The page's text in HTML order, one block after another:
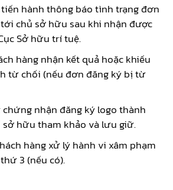
hành thông báo tình trạng đơn
chủ sở hữu sau khi nhận được
Sở hữu trí tuệ.
hàng nhận kết quả hoặc khiếu
từ chối (nếu đơn đăng ký bị từ
chứng nhận đăng ký logo thành
sở hữu tham khảo và lưu giữ.
hàng xử lý hành vi xâm phạm
3 (nếu có).